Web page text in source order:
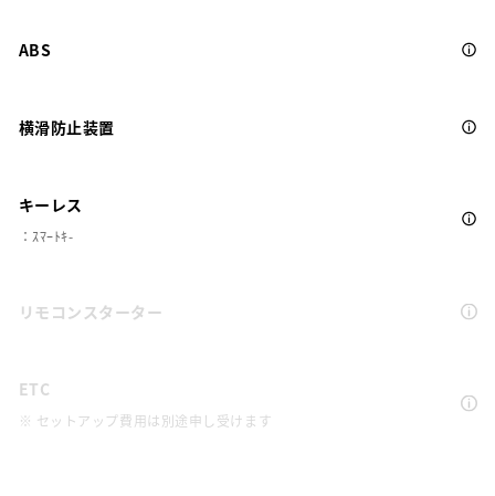
ABS
横滑防止装置
キーレス
：ｽﾏｰﾄｷ-
リモコンスターター
ETC
※ セットアップ費用は別途申し受けます